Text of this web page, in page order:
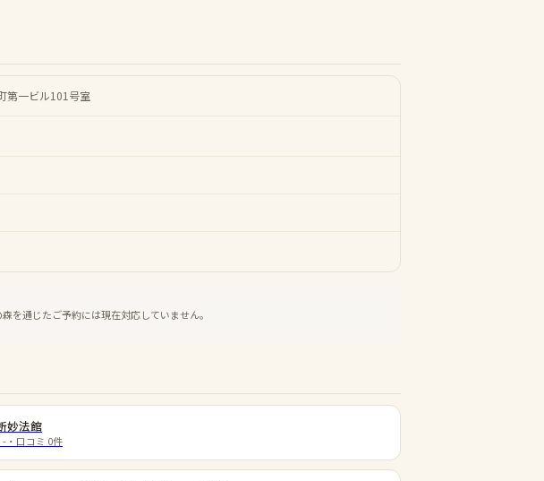
第一ビル101号室
を通じたご予約には現在対応していません。
妙法館
- ・口コミ 0件